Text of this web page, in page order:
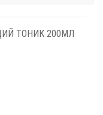
ТОНИК 200МЛ